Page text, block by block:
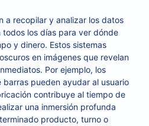
a recopilar y analizar los datos
los días para ver dónde
y dinero. Estos sistemas
en imágenes que revelan
Por ejemplo, los
pueden ayudar al usuario
contribuye al tiempo de
una inmersión profunda
producto, turno o